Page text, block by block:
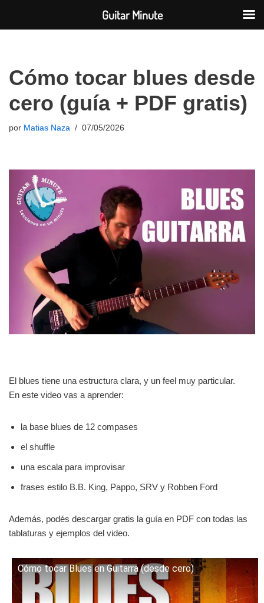
al
Cómo tocar blues desde
cero (guía + PDF gratis)
por Matias Naza 07/05/2026
El blues tiene una estructura clara, y un feel muy particular.
En este video vas a aprender:
la base blues de 12 compases
el shuffle
una escala para improvisar
frases estilo B.B. King, Pappo, SRV y Robben Ford
Además, podés descargar gratis la guía en PDF con todas las
tablaturas y ejemplos del video.
Cómo tocar Blues en Guitarra (desde cero)
Guitar Minute